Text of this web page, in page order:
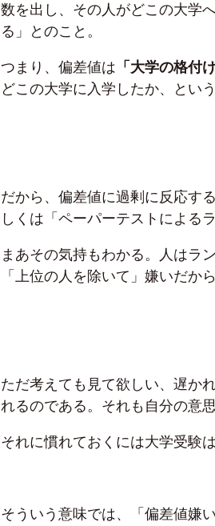
数を出し、その人がどこの大学
る」とのこと。
つまり、偏差値は 「大学の格付
どこの大学に入学したか、とい
だから、偏差値に過剰に反応す
しくは「ペーパーテストによる
まあその気持もわかる。人はラ
「上位の人を除いて」嫌いだから
ただ考えても見て欲しい、遅か
れるのである。それも自分の意
それに慣れておくには大学受験
そういう意味では、「偏差値嫌